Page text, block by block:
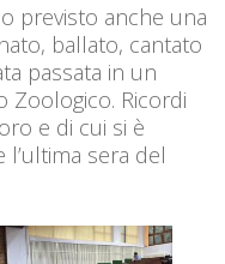
previsto anche una
ballato, cantato
passata in un
Zoologico. Ricordi
e di cui si è
sera del